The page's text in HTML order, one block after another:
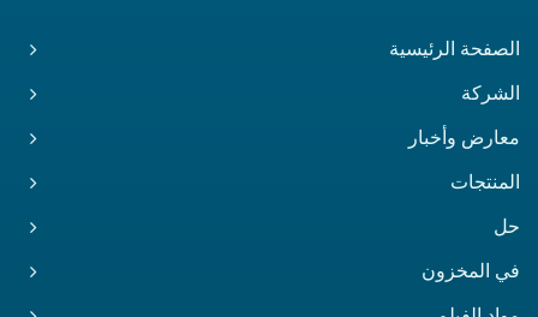
الصفحة الرئيسية
الشركة
معارض وأخبار
المنتجات
حل
في المخزون